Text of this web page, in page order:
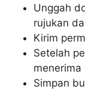
Unggah
rujukan
Kirim
Setelah
Simpan